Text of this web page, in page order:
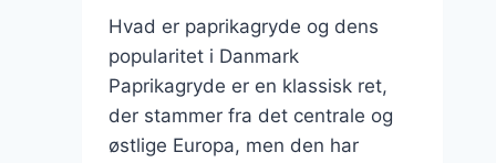
Hvad er paprikagryde og dens
popularitet i Danmark
Paprikagryde er en klassisk ret,
der stammer fra det centrale og
østlige Europa, men den har